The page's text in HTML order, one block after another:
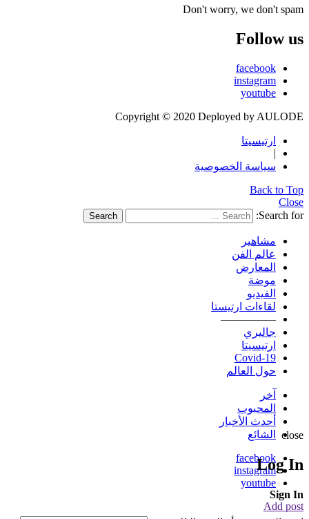
Don't worry, we don't spam
Follow us
facebook
instagram
youtube
Copyright © 2020 Deployed by AULODE
ارتيسيتا
|
سياسة الخصوصية
Back to Top
Close
Search for:
Search
مشاهير
عالم الفن
المعارض
موضة
الفيديو
لقاءات ارتيستا
—————
جاليري
ارتيسيتا
Covid-19
حول العالم
آخر
المحبوب
أحدث الأخبار
الشائع
facebook
instagram
youtube
Add post
close
Log In
Sign In